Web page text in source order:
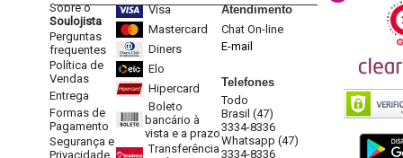
Sobre o
Soulojista
Perguntas
frequentes
Política de
Vendas
Entrega
Formas de
Pagamento
Segurança e
Privacidade
Visa
Mastercard
Diners
Elo
Hipercard
Boleto
bancário à
vista e a prazo
Transferência
Atendimento
Chat On-line
E-mail
Telefones
Todo
Brasil (47)
3334-8336
Whatsapp (47)
3334-8336